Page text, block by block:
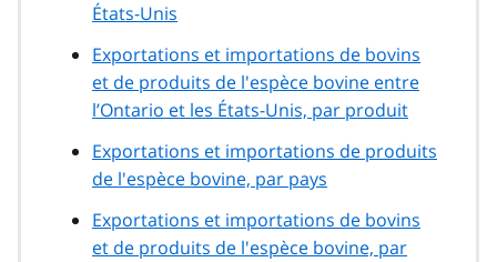
États-Unis
Exportations et importations de bovins
et de produits de l'espèce bovine entre
l’Ontario et les États-Unis, par produit
Exportations et importations de produits
de l'espèce bovine, par pays
Exportations et importations de bovins
et de produits de l'espèce bovine, par